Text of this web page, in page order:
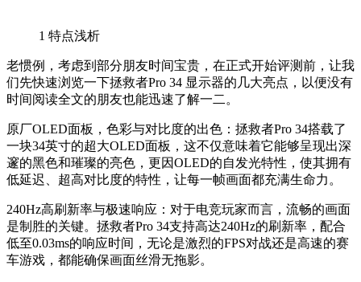
1 特点浅析
老惯例，考虑到部分朋友时间宝贵，在正式开始评测前，让我
们先快速浏览一下拯救者Pro 34 显示器的几大亮点，以便没有
时间阅读全文的朋友也能迅速了解一二。
原厂OLED面板，色彩与对比度的出色：拯救者Pro 34搭载了
一块34英寸的超大OLED面板，这不仅意味着它能够呈现出深
邃的黑色和璀璨的亮色，更因OLED的自发光特性，使其拥有
低延迟、超高对比度的特性，让每一帧画面都充满生命力。
240Hz高刷新率与极速响应：对于电竞玩家而言，流畅的画面
是制胜的关键。拯救者Pro 34支持高达240Hz的刷新率，配合
低至0.03ms的响应时间，无论是激烈的FPS对战还是高速的赛
车游戏，都能确保画面丝滑无拖影。